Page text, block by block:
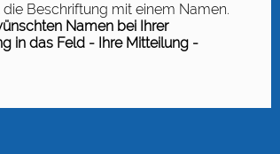
Beschriftung mit einem Namen.
Namen bei Ihrer
in das Feld - Ihre Mitteilung -